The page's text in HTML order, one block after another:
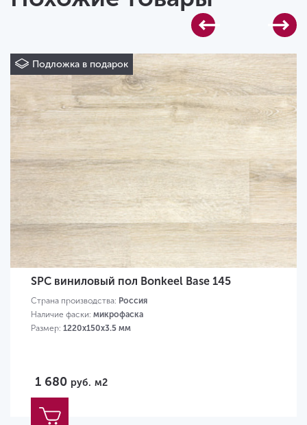
Подложка в подарок
SPC виниловый пол Bonkeel Base 145
Страна производства: Россия
Наличие фаски: микрофаска
Размер: 1220х150х3.5 мм
1 680 руб. м2